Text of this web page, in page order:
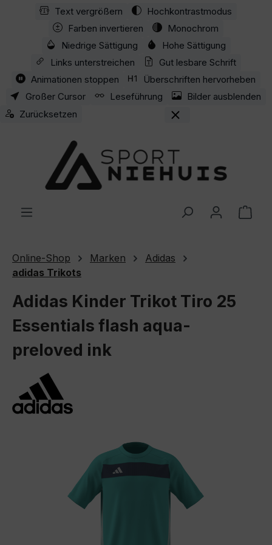
Zum Hauptinhalt springen
Text vergrößern
Hochkontrastmodus
Farben invertieren
Monochrom
Niedrige Sättigung
Hohe Sättigung
Links unterstreichen
Gut lesbare Schrift
Animationen stoppen
Überschriften hervorheben
Großer Cursor
Leseführung
Bilder ausblenden
Zurücksetzen
Online-Shop Marken
Adidas
adidas Trikots
Adidas Kinder Trikot Tiro 25
Essentials flash aqua-
preloved ink
Bildergalerie überspringen